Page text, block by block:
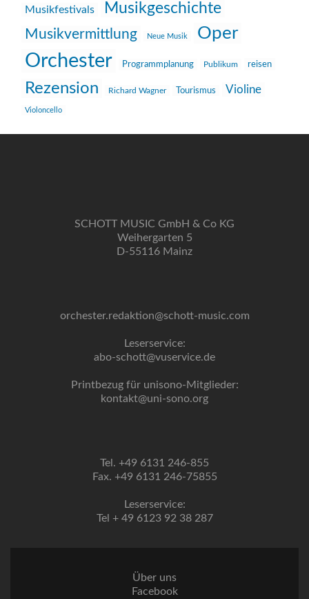
Musikfestivals Musikgeschichte
Musikvermittlung Neue Musik Oper
Orchester Programmplanung Publikum reisen
Rezension Richard Wagner Tourismus Violine
Violoncello
SCHOTT MUSIC GmbH & Co KG
Weihergarten 5
D-55116 Mainz
orchester.redaktion@schott-music.com
Leserservice:
abo-schott@vuservice.de
Printbezug für unisono-Mitglieder:
kontakt@uni-sono.org
Tel. +49 6131 246-855
Fax. +49 6131 246-75855
Leserservice:
Tel + 49 6123 92 38 287
Über uns
Facebook